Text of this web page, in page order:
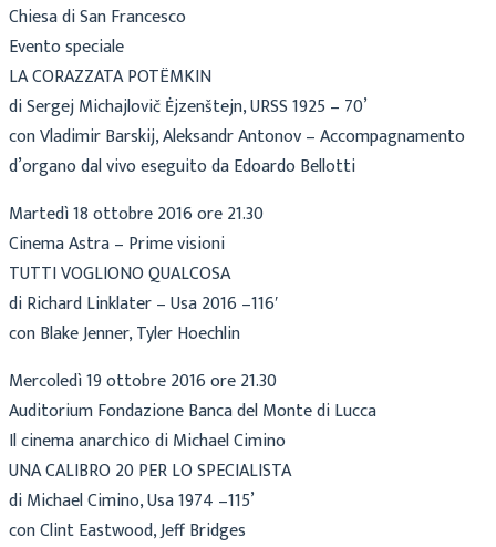
Chiesa di San Francesco
Evento speciale
LA CORAZZATA POTËMKIN
di Sergej Michajlovič Ėjzenštejn, URSS 1925 – 70’
con Vladimir Barskij, Aleksandr Antonov – Accompagnamento
d’organo dal vivo eseguito da Edoardo Bellotti
Martedì 18 ottobre 2016 ore 21.30
Cinema Astra – Prime visioni
TUTTI VOGLIONO QUALCOSA
di Richard Linklater – Usa 2016 –116′
con Blake Jenner, Tyler Hoechlin
Mercoledì 19 ottobre 2016 ore 21.30
Auditorium Fondazione Banca del Monte di Lucca
Il cinema anarchico di Michael Cimino
UNA CALIBRO 20 PER LO SPECIALISTA
di Michael Cimino, Usa 1974 –115’
con Clint Eastwood, Jeff Bridges